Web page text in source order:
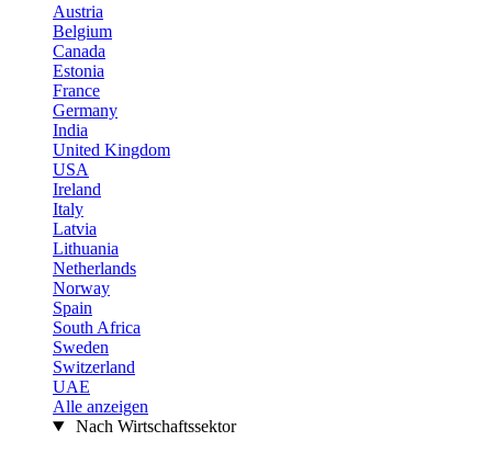
Austria
Belgium
Canada
Estonia
France
Germany
India
United Kingdom
USA
Ireland
Italy
Latvia
Lithuania
Netherlands
Norway
Spain
South Africa
Sweden
Switzerland
UAE
Alle anzeigen
Nach Wirtschaftssektor